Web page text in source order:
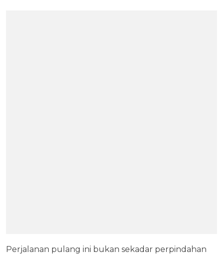
Perjalanan pulang ini bukan sekadar perpindahan